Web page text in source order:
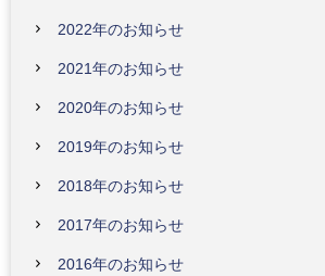
2022年のお知らせ
2021年のお知らせ
2020年のお知らせ
2019年のお知らせ
2018年のお知らせ
2017年のお知らせ
2016年のお知らせ